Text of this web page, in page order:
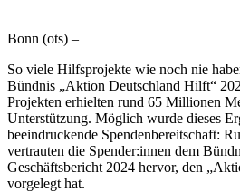
Bonn (ots) –
So viele Hilfsprojekte wie noch nie
Bündnis „Aktion Deutschland Hilft“
Projekten erhielten rund 65 Millionen
Unterstützung. Möglich wurde dieses
beeindruckende Spendenbereitschaft:
vertrauten die Spender:innen dem
Geschäftsbericht 2024 hervor, den
vorgelegt hat.